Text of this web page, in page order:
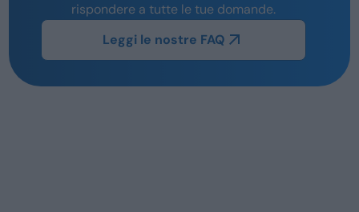
rispondere a tutte le tue domande.
Leggi le nostre FAQ